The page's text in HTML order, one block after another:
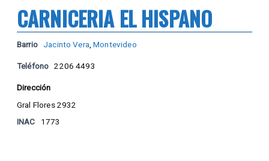
CARNICERIA EL HISPANO
Barrio Jacinto Vera ,Montevideo
Teléfono 2206 4493
Dirección
Gral Flores 2932
INAC
1773